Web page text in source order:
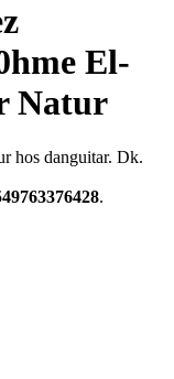
El-
Natur
hos danguitar. Dk.
.